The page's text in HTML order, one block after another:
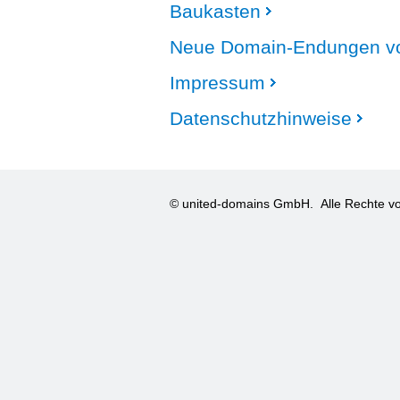
Baukasten
Neue Domain-Endungen
Impressum
Datenschutzhinweise
© united-domains GmbH. Alle Rechte